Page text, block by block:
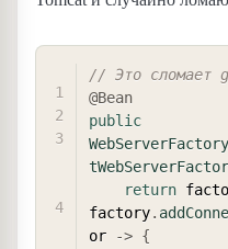
// Это сломает
@Bean
public
return
factory.
or
-> {